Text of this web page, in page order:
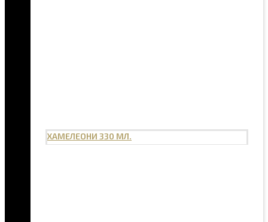
ХАМЕЛЕОНИ 330 МЛ.